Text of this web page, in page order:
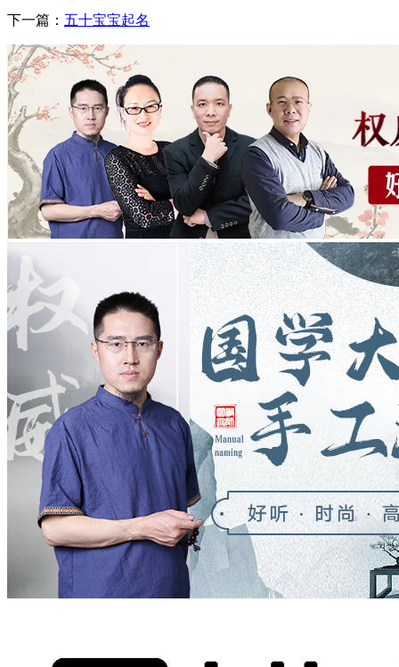
下一篇： 五十宝宝起名